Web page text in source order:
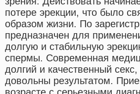
потере эрекции, что было
образом жизни. По
предназначен для
долгую и стабильную
спермы. Современная
долгий и качественный
довольны результатом.